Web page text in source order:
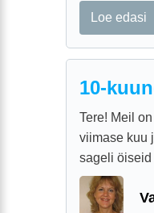
Loe edasi
10-
Tere! Meil
viimase kuu
sageli öiseid